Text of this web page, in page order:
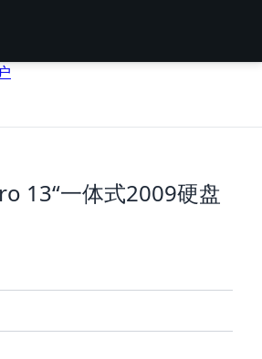
13“一体式2009硬盘